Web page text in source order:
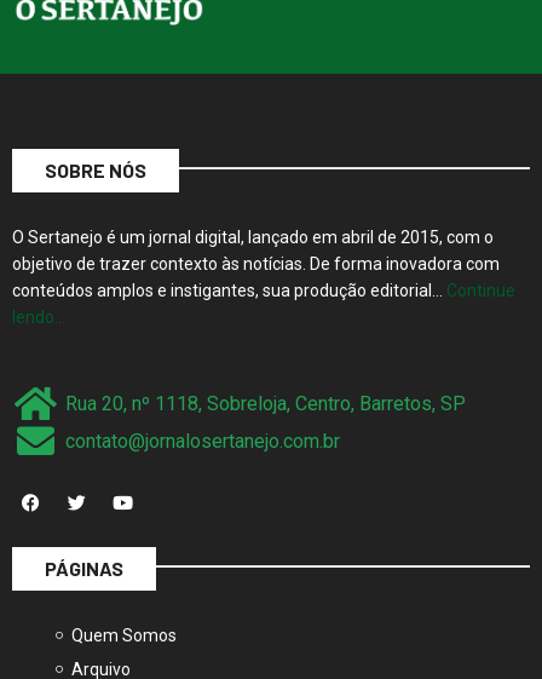
SOBRE NÓS
O Sertanejo é um jornal digital, lançado em abril de 2015, com o
objetivo de trazer contexto às notícias. De forma inovadora com
conteúdos amplos e instigantes, sua produção editorial… Continue
lendo…
Rua 20, nº 1118, Sobreloja, Centro, Barretos, SP
contato@jornalosertanejo.com.br
PÁGINAS
Quem Somos
Arquivo